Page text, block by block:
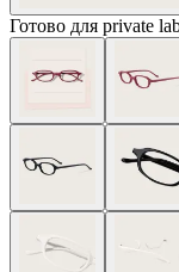
Готово для private